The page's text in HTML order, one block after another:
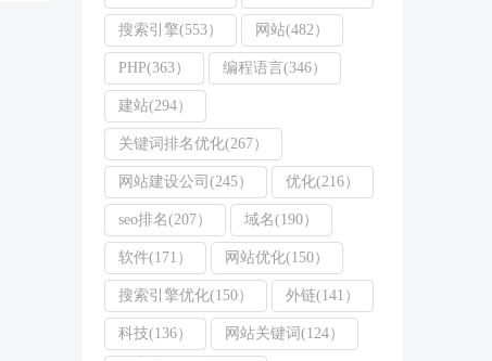
搜索引擎(553） 网站(482）
PHP(363） 编程语言(346）
建站(294）
关键词排名优化(267）
网站建设公司(245） 优化(216）
seo排名(207） 域名(190）
软件(171） 网站优化(150）
搜索引擎优化(150） 外链(141）
科技(136） 网站关键词(124）